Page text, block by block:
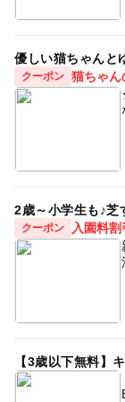
優しい猫ちゃんと
クーポン 猫ちゃ
2歳～小学生も♪芝
クーポン
入園料
【3歳以下無料】